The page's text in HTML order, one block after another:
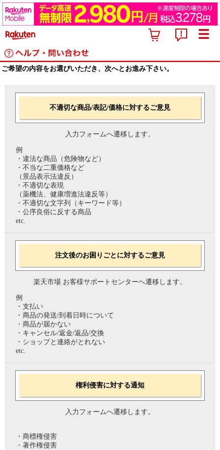
ご希望の内容をお選びいただき、次へとお進み下さい。
不適切な商品/表記/価格に対するご意見
入力フォームへ遷移します。
例
・違法な商品（危険物など）
・不当な二重価格など
（景品表示法違反）
・不適切な表現
（薬機法、健康増進法違反等）
・不適切な文字列（キーワード等）
・公序良俗に反する商品
etc.
注文後のお困りごとに対するご意見
楽天市場 お客様サポートセンターへ遷移します。
例
・支払い
・商品の発送/到着日時について
・商品が届かない
・キャンセル/返金/返品/交換
・ショップと連絡がとれない
etc.
権利侵害に対する通知
入力フォームへ遷移します。
・商標権侵害
・著作権侵害